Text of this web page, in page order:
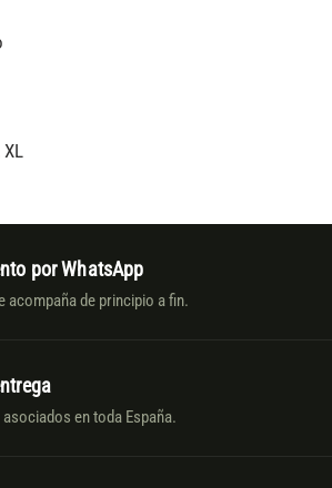
XL
por WhatsApp
acompaña de principio a fin.
asociados en toda España.